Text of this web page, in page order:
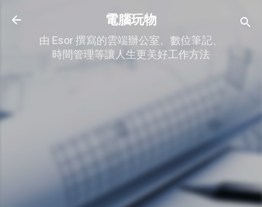
跳到主要內容
電腦玩物
由 Esor 撰寫的雲端辦公室、數位筆記、
時間管理等讓人生更美好工作方法